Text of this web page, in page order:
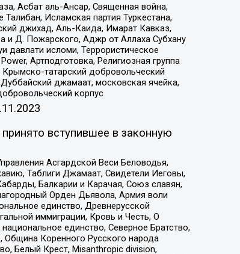
Асбат аль-Ансар, Священная война,
Исламская партия Туркестана,
джихад, Аль-Каида, Имарат Кавказ,
и Д. Пожарского, Аджр от Аллаха Субхану
исломи, Террористическое
Артподготовка, Религиозная группа
Крымско-татарский добровольческий
джамаат, московская ячейка,
корпус
вступившее в законную
Асгардской Веси Беловодья,
Таблиги Джамаат, Свидетели Иеговы,
Балкарии и Карачая, Союз славян,
Орден Дьявола, Армия воли
единство, Древнерусской
иммиграции, Кровь и Честь, О
единство, Северное Братство,
Община Коренного Русского народа
Белый Крест, Misanthropic division,